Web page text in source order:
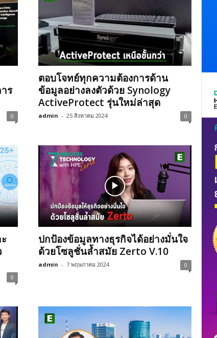
ร
0
ตอบโจทย์ทุกความต้องการด้าน
ข้อมูลอย่างลงตัวด้วย Synology
ActiveProtect รุ่นใหม่ล่าสุด
admin - 25 สิงหาคม 2024 0
0
ปกป้องข้อมูลทางธุรกิจได้อย่างมั่นใจ
ด้วยโซลูชั่นล้ำสมัย Zerto V.10
admin - 7 พฤษภาคม 2024 0